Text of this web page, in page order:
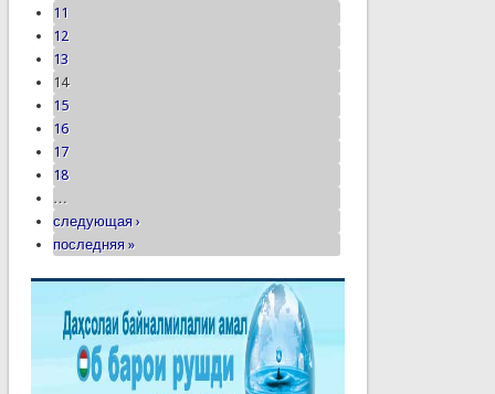
11
12
13
14
15
16
17
18
…
следующая ›
последняя »